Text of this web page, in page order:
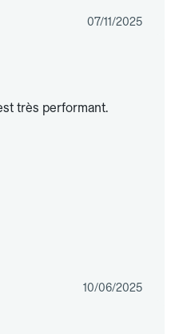
07/11/2025
très performant.
10/06/2025